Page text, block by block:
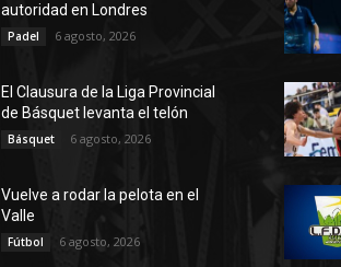
autoridad en Londres
Padel 6 agosto, 2026
El Clausura de la Liga Provincial
de Básquet levanta el telón
Básquet 6 agosto, 2026
Vuelve a rodar la pelota en el
Valle
Fútbol 6 agosto, 2026